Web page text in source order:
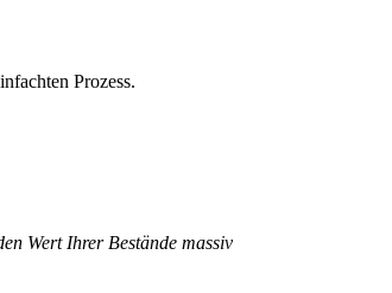
Prozess.
Wert Ihrer Bestände massiv